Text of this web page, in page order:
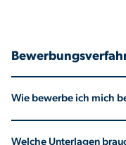
Wie bewerbe ich mich
über Whatsapp
Welche Unterlagen